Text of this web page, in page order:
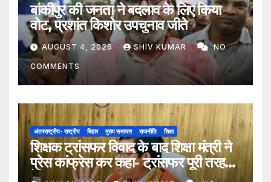
बांकीपुर की जनता ने बदलाव के लिए किया
वोट, प्रशांत किशोर उपचुनाव जीते
AUGUST 4, 2026 SHIV KUMAR NO
COMMENTS
अंतरराष्ट्रीय- राष्ट्रीय बिहार मुख्य समाचार राजनीति शिक्षा
शिक्षक ट्रांसफर विवाद के बाद शिक्षा मंत्री ने
प्रेस कांफ्रेस कर कहा- ट्रांसफर पूरी तरह
ऐच्छिक